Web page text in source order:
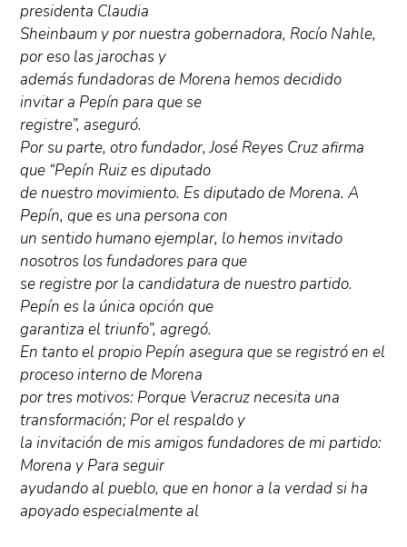
presidenta Claudia
Sheinbaum y por nuestra gobernadora, Rocío Nahle,
por eso las jarochas y
además fundadoras de Morena hemos decidido
invitar a Pepín para que se
registre”, aseguró.
Por su parte, otro fundador, José Reyes Cruz afirma
que “Pepín Ruiz es diputado
de nuestro movimiento. Es diputado de Morena. A
Pepín, que es una persona con
un sentido humano ejemplar, lo hemos invitado
nosotros los fundadores para que
se registre por la candidatura de nuestro partido.
Pepín es la única opción que
garantiza el triunfo”, agregó.
En tanto el propio Pepín asegura que se registró en el
proceso interno de Morena
por tres motivos: Porque Veracruz necesita una
transformación; Por el respaldo y
la invitación de mis amigos fundadores de mi partido:
Morena y Para seguir
ayudando al pueblo, que en honor a la verdad si ha
apoyado especialmente al